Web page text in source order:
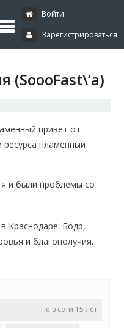
игры
Войти
Зарегистрироваться
(SoooFast\’a)
привет от
пламенный
и были проблемы со
Краснодаре. Бодр,
и благополучия.
не в сети 15 лет